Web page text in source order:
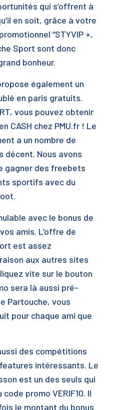
qui s’offrent à
en soit, grâce à votre
“STYVIP »,
Sport sont donc
bonheur.
également un
en paris gratuits.
vous pouvez obtenir
CASH chez PMU.fr ! Le
a un nombre de
décent. Nous avons
gagner des freebets
sportifs avec du
avec le bonus de
amis. L’offre de
est assez
aux autres sites
vite sur le bouton
sera là aussi pré-
Partouche, vous
pour chaque ami que
des compétitions
intéressants. Le
est un des seuls qui
promo VERIF10. Il
le montant du bonus